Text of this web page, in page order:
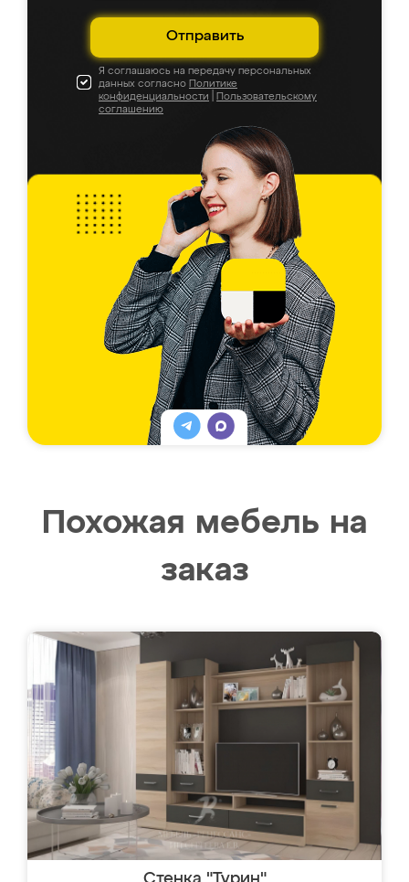
Отправить
Я соглашаюсь на передачу персональных
данных согласно Политике
конфиденциальности
Пользовательскому
соглашению
Похожая мебель на
заказ